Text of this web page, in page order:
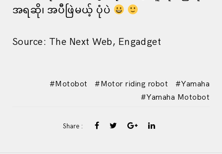
အရဆို၊ အပီဖြဲမယ့် ပုံပဲ
Source: The Next Web, Engadget
Motobot Motor riding robot
Yamaha
Yamaha Motobot
Share :